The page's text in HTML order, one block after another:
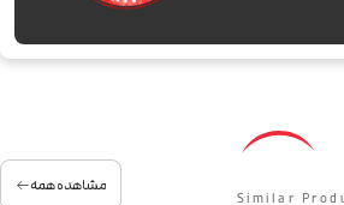
Similar
مشاهده همه